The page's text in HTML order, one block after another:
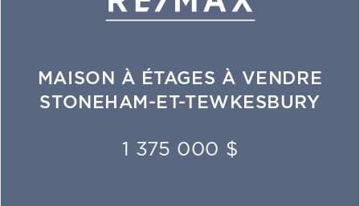
MAISON À ÉTAGES À VENDRE
STONEHAM-ET-TEWKESBURY
1 375 000 $